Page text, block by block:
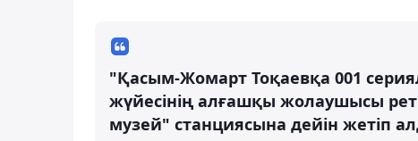
"Қасым-Жомарт Тоқаевқа 001
жүйесінің алғашқы жолаушысы
музей" станциясына дейін жетіп